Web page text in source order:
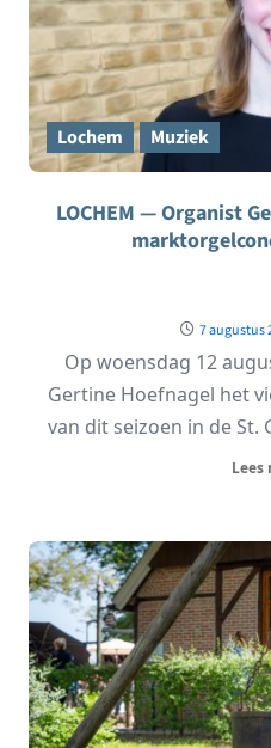
Lochem Muziek
LOCHEM — Organist
7 augustus
Op woensdag 12
Gertine Hoefnagel het
van dit seizoen in de St.
Lees